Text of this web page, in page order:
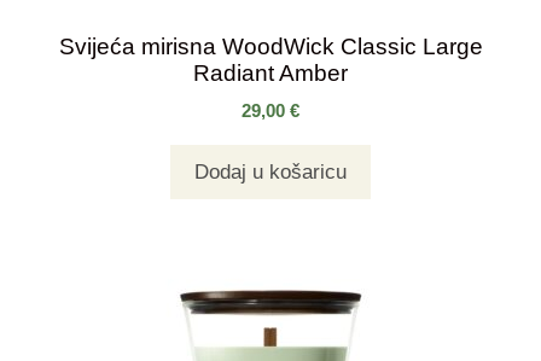
Svijeća mirisna WoodWick Classic Large
Radiant Amber
29,00 €
Dodaj u košaricu